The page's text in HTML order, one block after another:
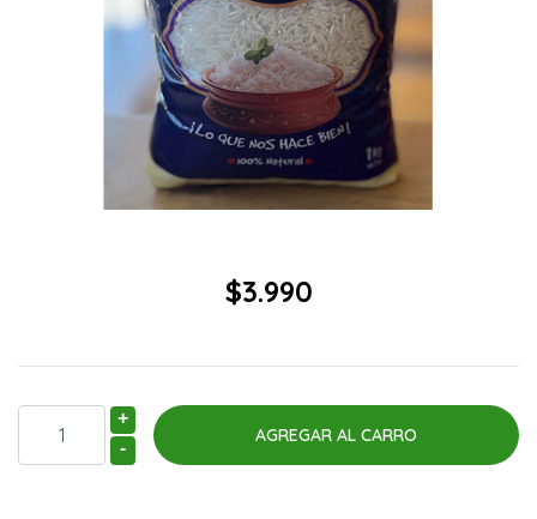
$3.990
+
-